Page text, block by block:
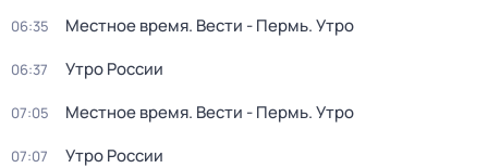
06:35 Местное время. Вести - Пермь. Утро
06:37 Утро России
07:05 Местное время. Вести - Пермь. Утро
07:07 Утро России